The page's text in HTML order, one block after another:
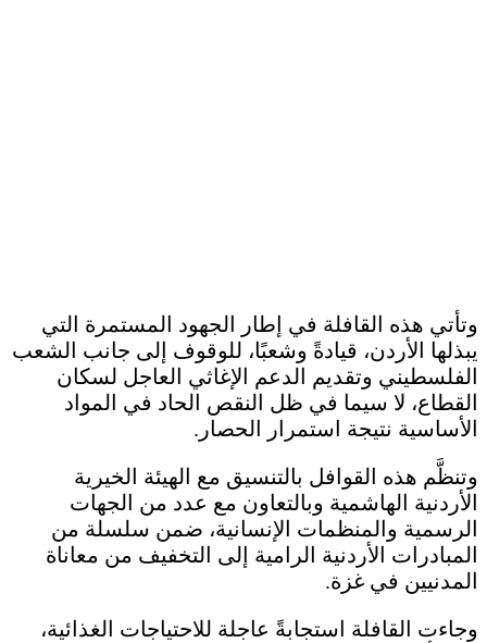
وتأتي هذه القافلة في إطار الجهود المستمرة التي
يبذلها الأردن، قيادةً وشعبًا، للوقوف إلى جانب الشعب
الفلسطيني وتقديم الدعم الإغاثي العاجل لسكان
القطاع، لا سيما في ظل النقص الحاد في المواد
الأساسية نتيجة استمرار الحصار.
وتنظَّم هذه القوافل بالتنسيق مع الهيئة الخيرية
الأردنية الهاشمية وبالتعاون مع عدد من الجهات
الرسمية والمنظمات الإنسانية، ضمن سلسلة من
المبادرات الأردنية الرامية إلى التخفيف من معاناة
المدنيين في غزة.
وجاءت القافلة استجابةً عاجلة للاحتياجات الغذائية،